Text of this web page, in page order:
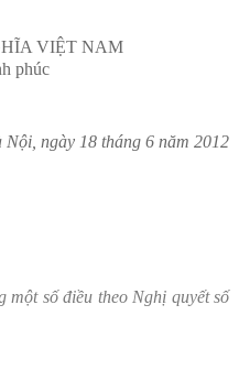
VIỆT NAM
phúc
Nội, ngày 18 tháng 6 năm 2012
số điều theo Nghị quyết số